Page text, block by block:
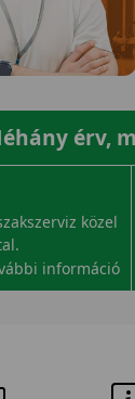
érv,
közel
információ